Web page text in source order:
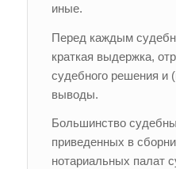
иные.
Перед каждым
краткая выдержка,
судебного решения и
выводы.
Большинство
приведенных в
нотариальных палат